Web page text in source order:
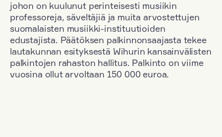
johon on kuulunut perinteisesti musiikin
professoreja, säveltäjiä ja muita arvostettujen
suomalaisten musiikki-instituutioiden
edustajista. Päätöksen palkinnonsaajasta tekee
lautakunnan esityksestä Wihurin kansainvälisten
palkintojen rahaston hallitus. Palkinto on viime
vuosina ollut arvoltaan 150 000 euroa.